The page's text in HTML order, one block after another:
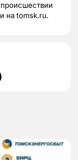
на tomsk.ru.